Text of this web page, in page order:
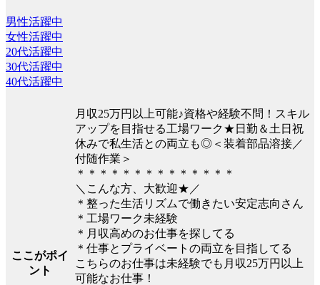
男性活躍中
女性活躍中
20代活躍中
30代活躍中
40代活躍中
ここがポイ
ント
月収25万円以上可能♪資格や経験不問！スキル
アップを目指せる工場ワーク★日勤＆土日祝
休みで私生活との両立も◎＜装着部品溶接／
付随作業＞
＊＊＊＊＊＊＊＊＊＊＊＊＊＊
＼こんな方、大歓迎★／
＊整った生活リズムで働きたい安定志向さん
＊工場ワーク未経験
＊月収高めのお仕事を探してる
＊仕事とプライベートの両立を目指してる
こちらのお仕事は未経験でも月収25万円以上
可能なお仕事！